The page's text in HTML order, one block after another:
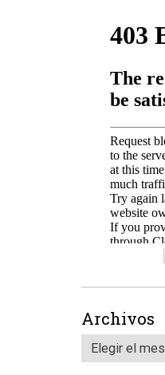
Archivos
Elegir el mes